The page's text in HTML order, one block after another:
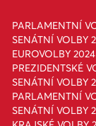
PARLAMENTNÍ
SENÁTNÍ VOLBY
EUROVOLBY 2024
PREZIDENTSKÉ
SENÁTNÍ VOLBY
PARLAMENTNÍ
SENÁTNÍ VOLBY